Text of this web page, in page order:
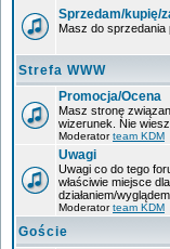
Sprzedam/kupię/
Masz do sprzedania
Strefa WWW
Promocja/Ocena
Masz stronę
wizerunek. Nie
Moderatorteam KDM
Uwagi
Uwagi co do tego
właściwie miejsce
działaniem/
Moderatorteam KDM
Goście